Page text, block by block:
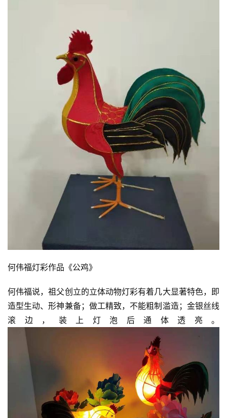
何伟福灯彩作品《公鸡》
何伟福说，祖父创立的立体动物灯彩有着几大显著特色，即
造型生动、形神兼备；做工精致，不能粗制滥造；金银丝线
滚边，装上灯泡后通体透亮。